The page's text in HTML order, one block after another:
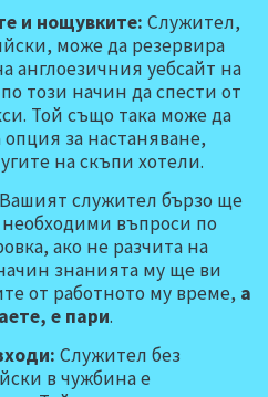
и нощувките: Служител,
може да резервира
англоезичния уебсайт на
този начин да спести от
Той също така може да
за настаняване,
на скъпи хотели.
Вашият служител бързо ще
необходими въпроси по
ако не разчита на
знанията му ще ви
от работното му време, а
е пари.
Служител без
в чужбина е